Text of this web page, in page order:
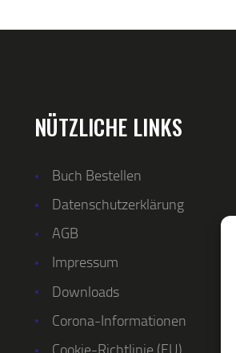
NÜTZLICHE LINKS
Buch Bestellen
Datenschutzerklärung
AGB
Impressum
Downloads
Corona-Informationen
Cookie-Richtlinie (EU)